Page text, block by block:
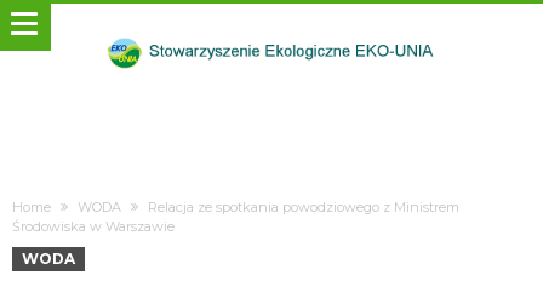
Home WODA
Relacja ze spotkania powodziowego z Ministrem
Środowiska w Warszawie
WODA